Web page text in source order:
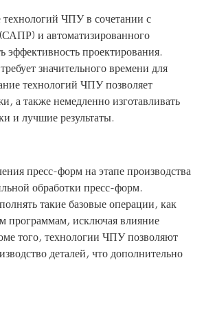
ЧПУ в сочетании с
и автоматизированного
проектирования.
значительного времени для
технологий ЧПУ позволяет
а также немедленно изготавливать
и лучшие результаты.
пресс-форм на этапе производства
обработки пресс-форм.
такие базовые операции, как
программам, исключая влияние
того, технологии ЧПУ позволяют
деталей, что дополнительно